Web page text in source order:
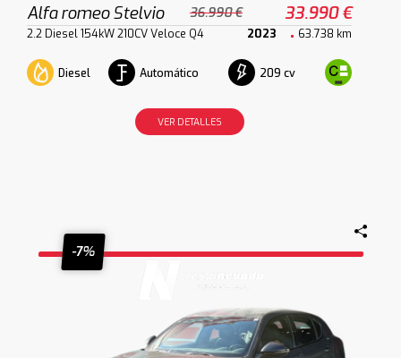
Alfa romeo Stelvio 36.990 € 33.990 €
2.2 Diesel 154kW 210CV Veloce Q4 2023 63.738 km
Diesel Automático 209 cv
VER DETALLES
-7%